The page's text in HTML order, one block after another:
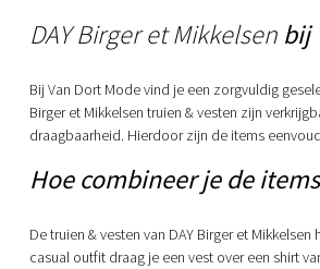
DAY Birger et Mikkelsen bij
Bij Van Dort Mode vind je een zorgvuldig
Birger et Mikkelsen truien & vesten zijn
draagbaarheid. Hierdoor zijn de items
Hoe combineer je de
De truien & vesten van DAY Birger et
casual outfit draag je een vest over een shirt